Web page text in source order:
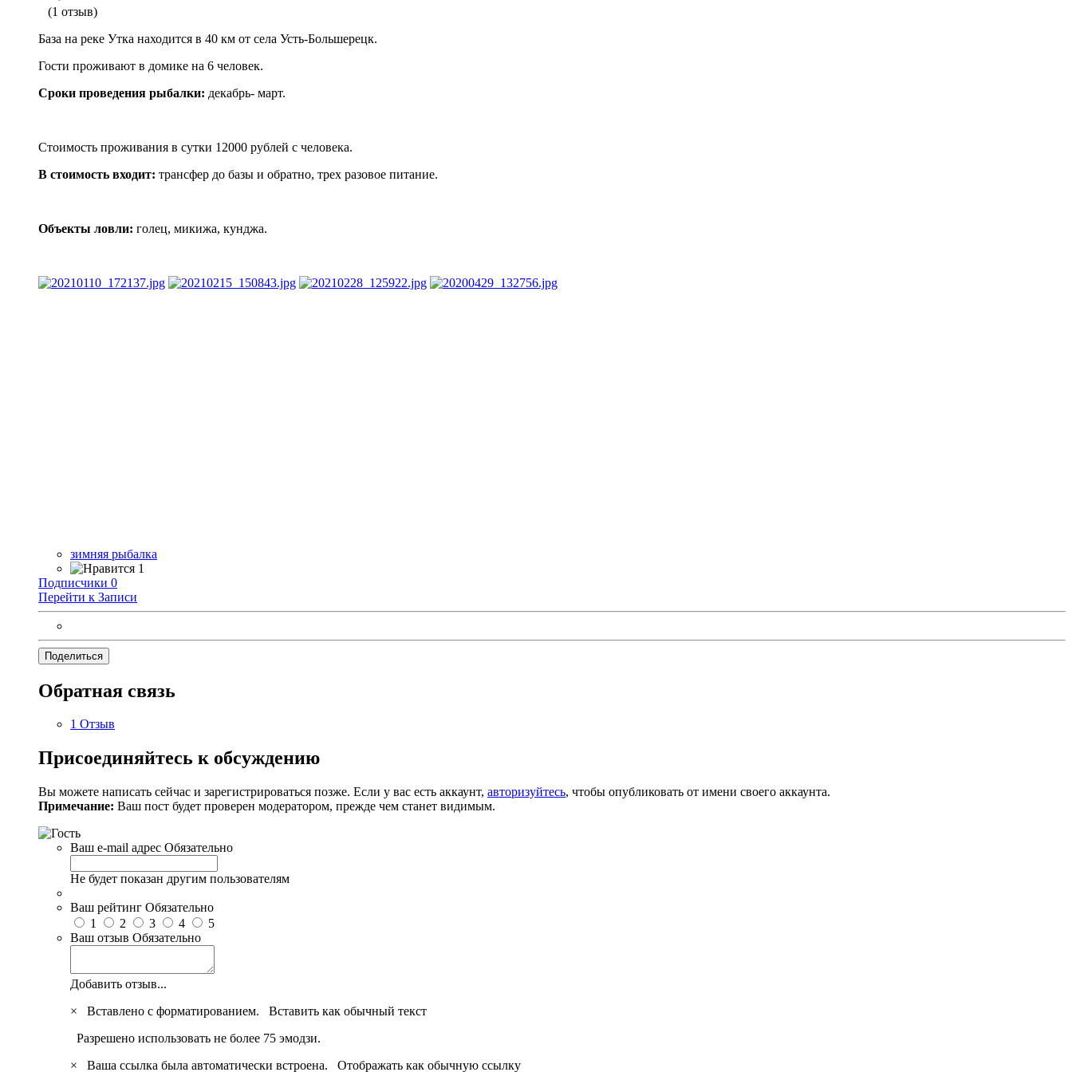
(1 отзыв)
База на реке Утка находится в 40 км от села Усть-Большерецк.
Гости проживают в домике на 6 человек.
Сроки проведения рыбалки: декабрь- март.
Стоимость проживания в сутки 12000 рублей с человека.
В стоимость входит: трансфер до базы и обратно, трех разовое питание.
Объекты ловли: голец, микижа, кунджа.
зимняя рыбалка
1
Подписчики 0
Перейти к Записи
Поделиться
Обратная связь
1 Отзыв
Присоединяйтесь к обсуждению
Вы можете написать сейчас и зарегистрироваться позже. Если у вас есть аккаунт, авторизуйтесь, чтобы опубликовать от имени своего аккаунта.
Примечание: Ваш пост будет проверен модератором, прежде чем станет видимым.
Ваш e-mail адрес Обязательно
Не будет показан другим пользователям
Ваш рейтинг Обязательно
1
2 3 4
5
Ваш отзыв Обязательно
Добавить отзыв...
×
Вставлено с форматированием. Вставить как обычный текст
Разрешено использовать не более 75 эмодзи.
×
Ваша ссылка была автоматически встроена. Отображать как обычную ссылку